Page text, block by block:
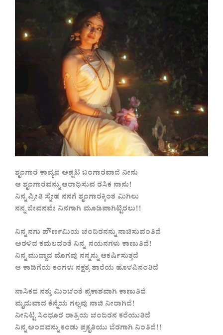
ಶೃಂಗಾರ ಕಾವ್ಯದ ಅಪ್ಪಟ ಬಂಗಾರವಾದೆ ನೀನು
ಆ ಶೃಂಗಾರವನ್ನು ಆರಾಧಿಸುವ ರಸಿಕ ನಾನು!
ನಿನ್ನ ಪ್ರೀತಿ ಸ್ನೇಹ ನನಗೆ ಶೃಂಗಾರಕ್ಕಿಂತ ಮಿಗಿಲು
ನನ್ನ ಜೀವನವೇ ನಿನಗಾಗಿ ಮೂಡಿಪಾಗಿಟ್ಟಿರಲು!!
ನಿನ್ನ ನಗು ಪೌರ್ಣಮಿಯ ಚಂದಿರನನ್ನು ನಾಚಿಸುವಂತಿದೆ
ಅರಳಿದ ಕಮಲದಂತೆ ನಿನ್ನ ನಯನಗಳು ಕಾಣುತಿದೆ!
ನಿನ್ನ ಮುದ್ದಾದ ಮೊಗವು ನನ್ನನ್ನು ಆಕರ್ಷಿಸುತ್ತದೆ
ಆ ಕಾಡಿಗೆಯ ಕಂಗಳು ನಕ್ಷತ್ರ ತಾರೆಯ ಹೊಳಪಿನಂತಿದೆ
ನಾಸಿಕದ ನತ್ತು ಮಿಂಚಂತೆ ಪ್ರಕಾಶವಾಗಿ ಕಾಣುತಿದೆ
ಮೃದುವಾದ ಕೆನ್ನೆಯ ಗಲ್ಲವು ನಾಚಿ ನೀರಾಗಿದೆ!
ನೀನಿಟ್ಟ ಸಿಂಧೂರ ರಾತ್ರಿಯ ಚಂದಿರನ ಕರೆಯುತಿದೆ
ನಿನ್ನ ಅಂದವನ್ನು ಕಂಡು ಪ್ರಕೃತಿಯು ಬೆರಗಾಗಿ ನಿಂತಿದೆ!!